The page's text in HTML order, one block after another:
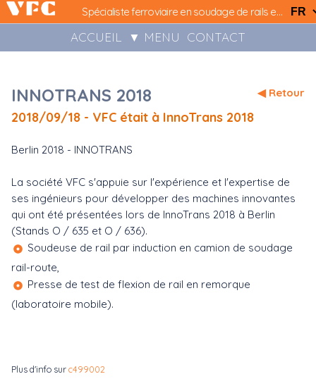
Spécialiste ferroviaire en soudage de rails et installations LRS..
ACCUEIL ▼ MENU CONTACT
◀ Retour
INNOTRANS 2018
2018/09/18 - VFC était à InnoTrans 2018
Berlin 2018 - INNOTRANS
La société VFC s'appuie sur l'expérience et l'expertise de
ses ingénieurs pour développer des machines innovantes
qui ont été présentées lors de InnoTrans 2018 à Berlin
(Stands O / 635 et O / 636).
Soudeuse de rail par induction en camion de soudage
rail-route,
Presse de test de flexion de rail en remorque
(laboratoire mobile).
Plus d'info surc499002